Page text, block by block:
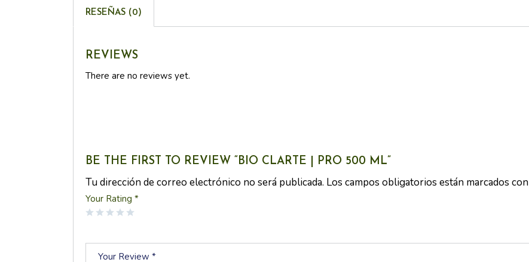
RESEÑAS (0)
REVIEWS
There are no reviews yet.
BE THE FIRST TO REVIEW “BIO CLARTE | PRO 500 ML”
Tu dirección de correo electrónico no será publicada. Los campos obligatorios están marcados con
Your Rating *